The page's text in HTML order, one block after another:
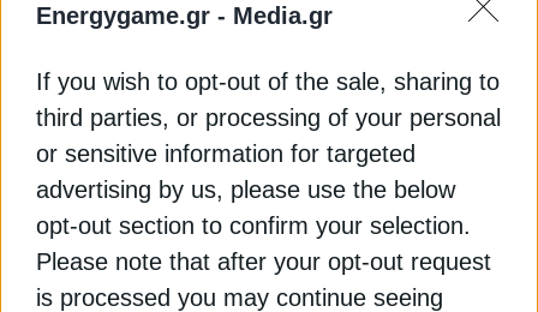
Energygame.gr - Media.gr
If you wish to opt-out of the sale, sharing to
third parties, or processing of your personal
or sensitive information for targeted
advertising by us, please use the below
opt-out section to confirm your selection.
Please note that after your opt-out request
is processed you may continue seeing
Πώς να δροσιστείτε χωρίς κλιματιστικό: Έξυπνες
Τι είναι ο θερμικός θόλος που απειλεί την Ευρώπη
με ακραίες θερμοκρασίες;
ΘΕΡΜΟΚΡΑΣΙΑ ΚΛΙΜΑΤΙΚΗ ΑΛΛΑΓΗ ΝΟΡΒΗΓΙΑ